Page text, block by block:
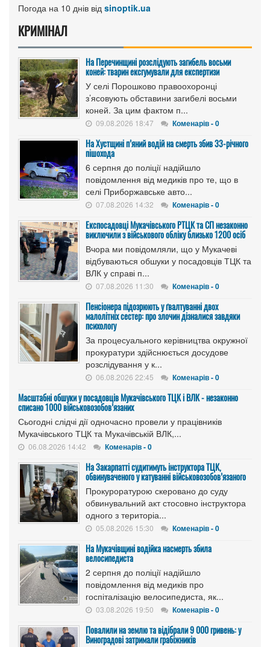
Погода на 10 днів від sinoptik.ua
КРИМІНАЛ
На Перечинщині розслідують загибель восьми
коней: тварин ексгумували для експертизи
У селі Порошково правоохоронці
з’ясовують обставини загибелі восьми
коней. За цим фактом п...
09.08.2026 18:47 Коменарів - 0
На Хустщині п’яний водій на смерть збив 33-річного
пішохода
6 серпня до поліції надійшло
повідомлення від медиків про те, що в
селі Приборжавське авто...
07.08.2026 14:32 Коменарів - 0
Експосадовці Мукачівського РТЦК та СП незаконно
виключили з військового обліку близько 1200 осіб
Вчора ми повідомляли, що у Мукачеві
відбуваються обшуки у посадовців ТЦК та
ВЛК у справі п...
07.08.2026 11:30 Коменарів - 0
Пенсіонера підозрюють у ґвалтуванні двох
малолітніх сестер: про злочин дізналися завдяки
психологу
За процесуального керівництва окружної
прокуратури здійснюється досудове
розслідування у к...
06.08.2026 22:45 Коменарів - 0
Масштабні обшуки у посадовців Мукачівського ТЦК і ВЛК - незаконно
списано 1000 військовозобов’язаних
Сьогодні слідчі дії одночасно провели у працівників
Мукачівського ТЦК та Мукачівській ВЛК,...
06.08.2026 14:42 Коменарів - 0
На Закарпатті судитимуть інструктора ТЦК,
обвинуваченого у катуванні військовозобов’язаного
Прокуроратурою скеровано до суду
обвинувальний акт стосовно інструктора
одного з територіа...
05.08.2026 15:30 Коменарів - 0
На Мукачівщині водійка насмерть збила
велосипедиста
2 серпня до поліції надійшло
повідомлення від медиків про
госпіталізацію велосипедиста, як...
03.08.2026 19:50 Коменарів - 0
Повалили на землю та відібрали 9 000 гривень: у
Виноградові затримали грабіжників